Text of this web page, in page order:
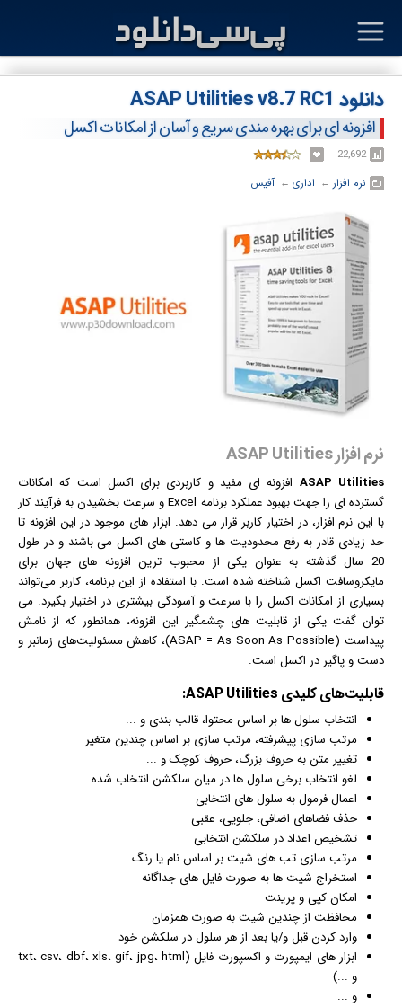
دانلود ASAP Utilities v8.7 RC1
افزونه ای برای بهره مندی سریع و آسان از امکانات اکسل
22,692
نرم افزار ← ‏ اداری ← ‏ آفیس
نرم افزار ASAP Utilities
ASAP Utilities افزونه ای مفید و کاربردی برای اکسل است که امکانات
گسترده ای را جهت بهبود عملکرد برنامه Excel و سرعت بخشیدن به فرآیند کار
با این نرم افزار، در اختیار کاربر قرار می دهد. ابزار های موجود در این افزونه تا
حد زیادی قادر به رفع محدودیت ها و کاستی های اکسل می باشند و در طول
20 سال گذشته به عنوان یکی از محبوب ترین افزونه های جهان برای
مایکروسافت اکسل شناخته شده است. با استفاده از این برنامه، کاربر می‌تواند
بسیاری از امکانات اکسل را با سرعت و آسودگی بیشتری در اختیار بگیرد. می
توان گفت یکی از قابلیت های چشمگیر این افزونه، همانطور که از نامش
پیداست (ASAP = As Soon As Possible)، کاهش مسئولیت‌های زمانبر و
دست و پاگیر در اکسل است.
قابلیت‌های کلیدی ASAP Utilities:
انتخاب سلول ها بر اساس محتوا، قالب بندی و ...
مرتب سازی پیشرفته، مرتب سازی بر اساس چندین متغیر
تغییر متن به حروف بزرگ، حروف کوچک و ...
لغو انتخاب برخی سلول ها در میان سلکشن انتخاب شده
اعمال فرمول به سلول های انتخابی
حذف فضاهای اضافی، جلویی، عقبی
تشخیص اعداد در سلکشن انتخابی
مرتب سازی تب های شیت بر اساس نام یا رنگ
استخراج شیت ها به صورت فایل های جداگانه
امکان کپی و پرینت
محافظت از چندین شیت به صورت همزمان
وارد کردن قبل و/یا بعد از هر سلول در سلکشن خود
ابزار های ایمپورت و اکسپورت فایل (txt، csv، dbf، xls، gif، jpg، html
و ...)
و ...